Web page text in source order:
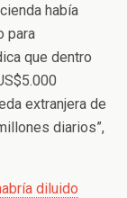
había
para
que dentro
extranjera de
diarios”,
diluido